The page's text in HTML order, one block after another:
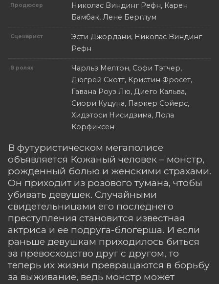
Продюсер
Николас Виндинг Рефн, Карен
Бамбак, Лене Берглум
Сценарист
Эсти Джордани, Николас Виндинг
Рефн
В ролях
Чарльз Мелтон, Софи Тэтчер,
Дюгрей Скотт, Кристин Фросет,
Гавана Роуз Лю, Диего Кальва,
Сиори Куцуна, Паркер Сойерс,
Хидэтоси Нисидзима, Лола
Корфиксен
В футуристическом мегаполисе
объявляется Кожаный человек – монстр,
рожденный болью и женскими страхами.
Он приходит из розового тумана, чтобы
убивать девушек. Случайными
свидетельницами его последнего
преступления становится известная
актриса и ее подруга-блогерша. И если
раньше девушкам приходилось биться
за превосходство друг с другом, то
теперь их жизни превращаются в борьбу
за выживание, ведь монстр может